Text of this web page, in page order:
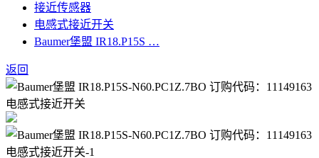
接近传感器
电感式接近开关
Baumer堡盟 IR18.P15S …
返回